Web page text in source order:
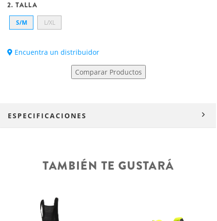
2. TALLA
S/M L/XL
Encuentra un distribuidor
Comparar Productos
ESPECIFICACIONES
TAMBIÉN TE GUSTARÁ